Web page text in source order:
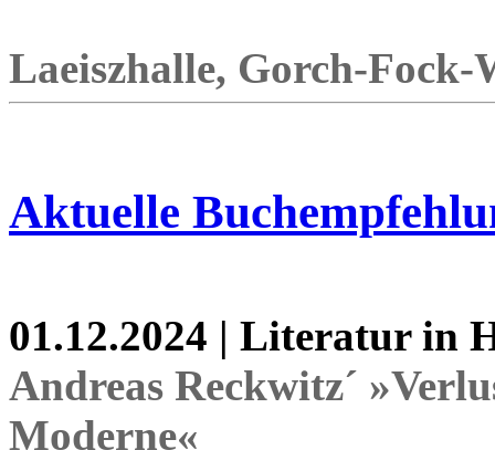
Laeiszhalle, Gorch-Fock-
Aktuelle
01.12.2024 | Literatur in
Andreas Reckwitz´
Moderne«